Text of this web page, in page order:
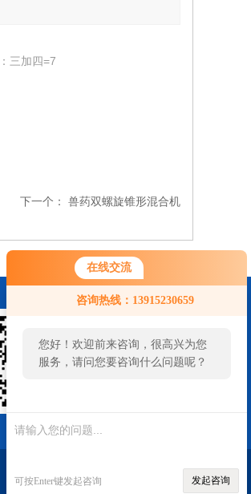
在线交流
咨询热线：13915230659
您好！欢迎前来咨询，很高兴为您
服务，请问您要咨询什么问题呢？
可按Enter键发起咨询 发起咨询
三加四=7
下一个： 兽药双螺旋锥形混合机